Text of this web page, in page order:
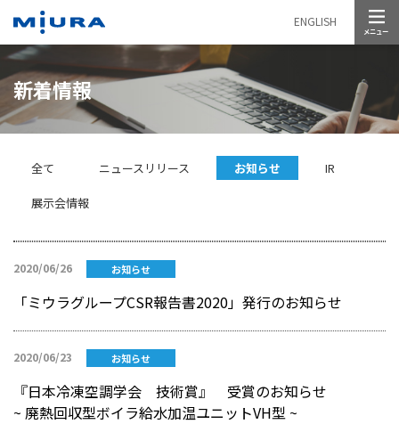
ENGLISH
新着情報
全て ニュースリリース お知らせ IR
展示会情報
2020/06/26 お知らせ
「ミウラグループCSR報告書2020」発行のお知らせ
2020/06/23 お知らせ
『日本冷凍空調学会 技術賞』 受賞のお知らせ
~ 廃熱回収型ボイラ給水加温ユニットVH型 ~